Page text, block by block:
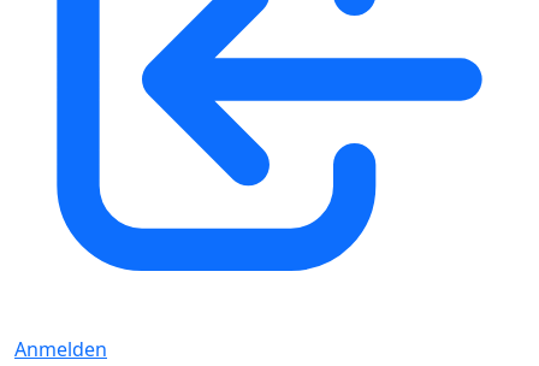
Anmelden